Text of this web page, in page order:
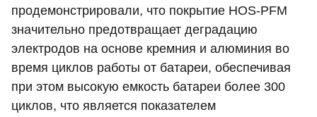
продемонстрировали, что покрытие HOS-PFM
значительно предотвращает деградацию
электродов на основе кремния и алюминия во
время циклов работы от батареи, обеспечивая
при этом высокую емкость батареи более 300
циклов, что является показателем